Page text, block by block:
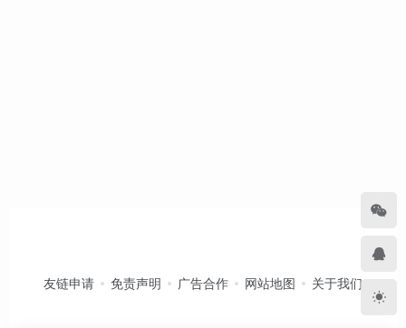
友链申请 免责声明 广告合作 网站地图 关于我们